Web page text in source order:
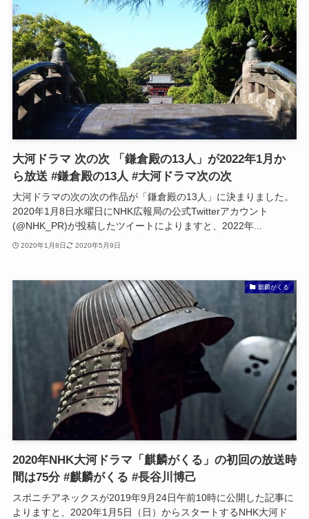
大河ドラマ 次の次 「鎌倉殿の13人」が2022年1月か
ら放送 #鎌倉殿の13人 #大河ドラマ次の次
大河ドラマの次の次の作品が「鎌倉殿の13人」に決まりました。
2020年1月8日水曜日にNHK広報局の公式Twitterアカウント
(@NHK_PR)が投稿したツイートによりますと、2022年...
2020年1月8日 2020年5月9日
麒麟がくる
2020年NHK大河ドラマ「麒麟がくる」の初回の放送時
間は75分 #麒麟がくる #長谷川博己
スポニチアネックスが2019年9月24日午前10時に公開した記事に
よりますと、2020年1月5日（日）からスタートするNHK大河ド